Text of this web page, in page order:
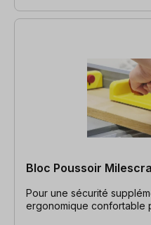
Bloc Poussoir
Pour une sécurité
ergonomique confortable